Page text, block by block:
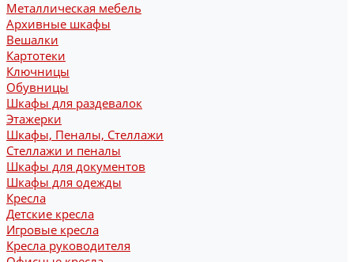
Металлическая мебель
Архивные шкафы
Вешалки
Картотеки
Ключницы
Обувницы
Шкафы для раздевалок
Этажерки
Шкафы, Пеналы, Стеллажи
Стеллажи и пеналы
Шкафы для документов
Шкафы для одежды
Кресла
Детские кресла
Игровые кресла
Кресла руководителя